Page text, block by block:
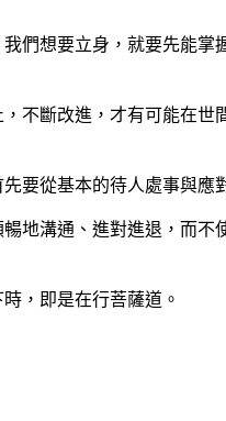
們想要立身，就要先能
不斷改進，才有可能在
要從基本的待人處事與應
地溝通、進對進退，而
，即是在行菩薩道。